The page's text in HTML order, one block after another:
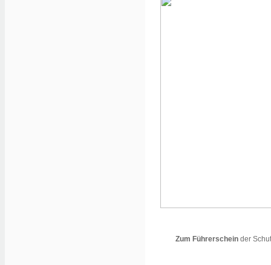
Zum Führerschein der